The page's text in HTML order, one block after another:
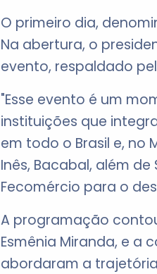
O primeiro dia,
Na abertura, o
evento, respaldado
"Esse evento é um
instituições que
em todo o Brasil e, no
Inês, Bacabal, além
Fecomércio para o
A programação
Esmênia Miranda, e a
abordaram a